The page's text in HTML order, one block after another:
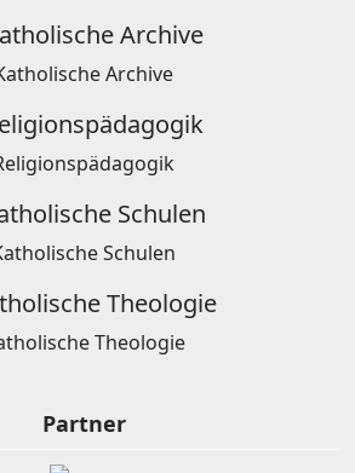
Archive
Schulen
Theologie
Partner